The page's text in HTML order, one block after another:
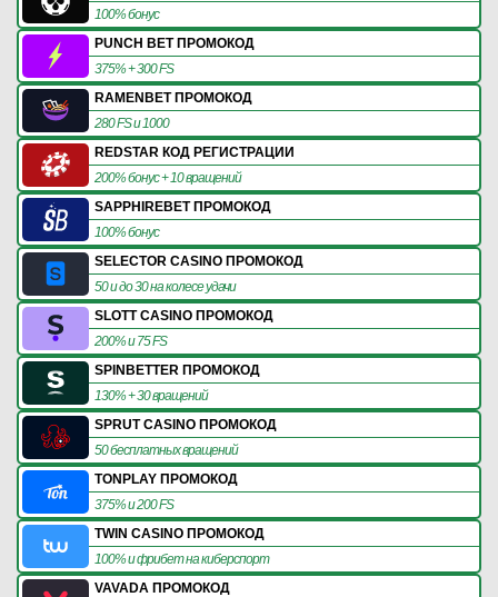
100% бонус
PUNCH BET ПРОМОКОД
375% + 300 FS
RAMENBET ПРОМОКОД
280 FS и 1000
REDSTAR КОД РЕГИСТРАЦИИ
200% бонус + 10 вращений
SAPPHIREBET ПРОМОКОД
100% бонус
SELECTOR CASINO ПРОМОКОД
50 и до 30 на колесе удачи
SLOTT CASINO ПРОМОКОД
200% и 75 FS
SPINBETTER ПРОМОКОД
130% + 30 вращений
SPRUT CASINO ПРОМОКОД
50 бесплатных вращений
TONPLAY ПРОМОКОД
375% и 200 FS
TWIN CASINO ПРОМОКОД
100% и фрибет на киберспорт
VAVADA ПРОМОКОД